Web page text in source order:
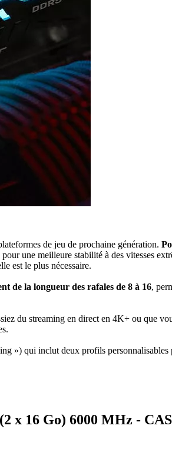
de jeu de prochaine génération.
une meilleure stabilité à des vitesses
est le plus nécessaire.
de la longueur des rafales de 8 à 16,
du streaming en direct en 4K+ ou que
») qui inclut deux profils personnalisables
x 16 Go) 6000 MHz -